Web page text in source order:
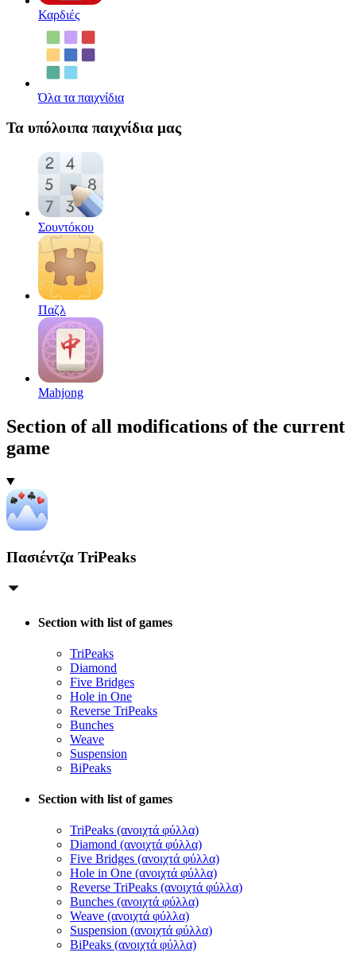
Καρδιές
Όλα τα παιχνίδια
Τα υπόλοιπα παιχνίδια μας
Σουντόκου
Παζλ
Mahjong
Section of all modifications of the current
game
Πασιέντζα TriPeaks
Section with list of games
TriPeaks
Diamond
Five Bridges
Hole in One
Reverse TriPeaks
Bunches
Weave
Suspension
BiPeaks
Section with list of games
TriPeaks (ανοιχτά φύλλα)
Diamond (ανοιχτά φύλλα)
Five Bridges (ανοιχτά φύλλα)
Hole in One (ανοιχτά φύλλα)
Reverse TriPeaks (ανοιχτά φύλλα)
Bunches (ανοιχτά φύλλα)
Weave (ανοιχτά φύλλα)
Suspension (ανοιχτά φύλλα)
BiPeaks (ανοιχτά φύλλα)